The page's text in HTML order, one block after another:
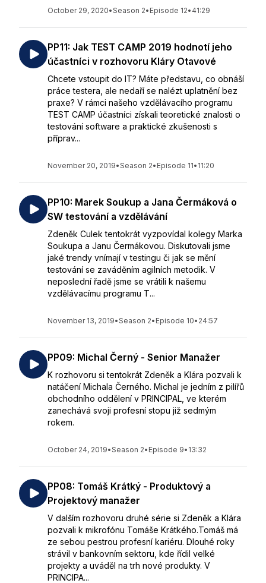
October 29, 2020•Season 2• Episode 12• 41:29
PP11: Jak TEST CAMP 2019 hodnotí jeho
účastníci v rozhovoru Kláry Otavové
Chcete vstoupit do IT? Máte představu, co obnáší
práce testera, ale nedaří se nalézt uplatnění bez
praxe? V rámci našeho vzdělávacího programu
TEST CAMP účastníci získali teoretické znalosti o
testování software a praktické zkušenosti s
příprav...
November 20, 2019•Season 2• Episode 11• 11:20
PP10: Marek Soukup a Jana Čermáková o
SW testování a vzdělávání
Zdeněk Culek tentokrát vyzpovídal kolegy Marka
Soukupa a Janu Čermákovou. Diskutovali jsme
jaké trendy vnímají v testingu či jak se mění
testování se zaváděním agilních metodik. V
neposlední řadě jsme se vrátili k našemu
vzdělávacímu programu T...
November 13, 2019•Season 2• Episode 10• 24:57
PP09: Michal Černý - Senior Manažer
K rozhovoru si tentokrát Zdeněk a Klára pozvali k
natáčení Michala Černého. Michal je jedním z pilířů
obchodního oddělení v PRINCIPAL, ve kterém
zanechává svoji profesní stopu již sedmým
rokem.
October 24, 2019•Season 2• Episode 9• 13:32
PP08: Tomáš Krátký - Produktový a
Projektový manažer
V dalším rozhovoru druhé série si Zdeněk a Klára
pozvali k mikrofónu Tomáše Krátkého.Tomáš má
ze sebou pestrou profesní kariéru. Dlouhé roky
strávil v bankovním sektoru, kde řídil velké
projekty a uváděl na trh nové produkty. V
PRINCIPA...